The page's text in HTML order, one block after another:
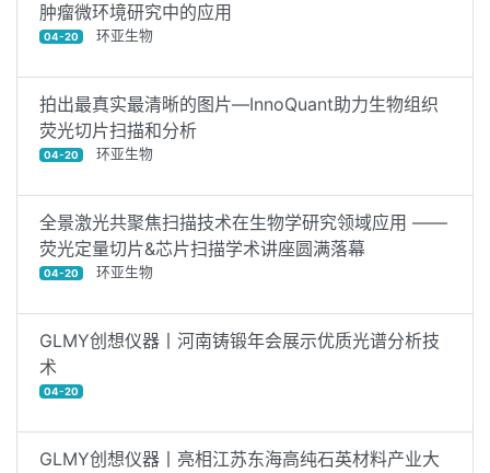
肿瘤微环境研究中的应用
04-20 环亚生物
拍出最真实最清晰的图片—InnoQuant助力生物组织
荧光切片扫描和分析
04-20 环亚生物
全景激光共聚焦扫描技术在生物学研究领域应用 ——
荧光定量切片&芯片扫描学术讲座圆满落幕
04-20 环亚生物
GLMY创想仪器丨河南铸锻年会展示优质光谱分析技
术
04-20
GLMY创想仪器丨亮相江苏东海高纯石英材料产业大